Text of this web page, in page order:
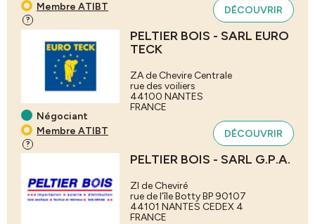
Membre ATIBT
?
DÉCOUVRIR
Négociant
Membre ATIBT
?
PELTIER BOIS - SARL EURO
TECK
ZA de Chevire Centrale
rue des voiliers
44100 NANTES
FRANCE
DÉCOUVRIR
PELTIER BOIS - SARL G.P.A.
ZI de Cheviré
rue de l’île Botty BP 90107
44101 NANTES CEDEX 4
FRANCE